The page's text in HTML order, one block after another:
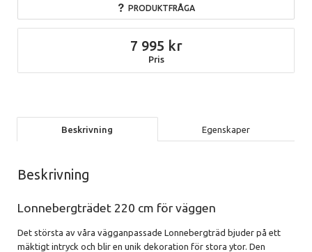
Pris
7 995
PRODUKTFRÅGA
Beskrivning Egenskaper
Beskrivning
Lonnebergträdet 220 cm för väggen
Det största av våra vägganpassade Lonnebergträd bjuder på ett
mäktigt intryck och blir en unik dekoration för stora ytor. Den